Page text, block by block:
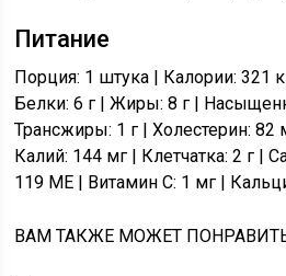
Питание
Порция: 1 штука | Калории: 321
Белки: 6 г | Жиры: 8 г |
Трансжиры: 1 г | Холестерин: 82
Калий: 144 мг | Клетчатка: 2 г |
119 МЕ | Витамин C: 1 мг |
ВАМ ТАКЖЕ МОЖЕТ